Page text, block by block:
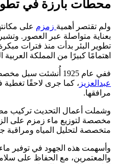
محطات بارزة في
ولم تقتصر أهميةزمزمعلى
بعناية متواصلة عبر العصور.
تطوير البئر بدأت منذ فترات
اهتمامًا كبيرًا من المملكة العربية
ففي عام 1925 أُنشئت سبل مخصصة لسقيا زمزم على نفقة
عبدالعزيز ، كما جرى لاحقًا تغطية
مرافقها.
وشملت أعمال التحديث تركيب
مخصصة لتوزيع ماء زمزم على
متخصصة لتحليل المياه ومراقبة
وأسهمت هذه الجهود في توفير
والمعتمرين، مع الحفاظ على